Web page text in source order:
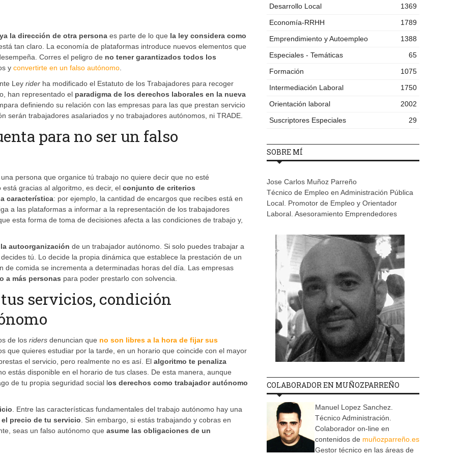
la dirección de otra persona es parte de lo que la ley considera como
tan claro. La economía de plataformas introduce nuevos elementos que
Corres el peligro de no tener garantizados todos los
y convertirte en un falso autónomo.
Ley rider ha modificado el Estatuto de los Trabajadores para recoger
han representado el paradigma de los derechos laborales en la nueva
definiendo su relación con las empresas para las que prestan servicio
serán trabajadores asalariados y no trabajadores autónomos, ni TRADE.
para no ser un falso
persona que organice tú trabajo no quiere decir que no esté
gracias al algoritmo, es decir, el conjunto de criterios
característica: por ejemplo, la cantidad de encargos que recibes está en
a las plataformas a informar a la representación de los trabajadores
esta forma de toma de decisiones afecta a las condiciones de trabajo y,
autoorganización de un trabajador autónomo. Si solo puedes trabajar a
tú. Lo decide la propia dinámica que establece la prestación de un
de comida se incrementa a determinadas horas del día. Las empresas
a más personas para poder prestarlo con solvencia.
servicios, condición
de los riders denuncian que no son libres a la hora de fijar sus
que quieres estudiar por la tarde, en un horario que coincide con el mayor
el servicio, pero realmente no es así. El algoritmo te penaliza
estás disponible en el horario de tus clases. De esta manera, aunque
de tu propia seguridad social los derechos como trabajador autónomo
. Entre las características fundamentales del trabajo autónomo hay una
precio de tu servicio. Sin embargo, si estás trabajando y cobras en
seas un falso autónomo que asume las obligaciones de un
Desarrollo Local
1369
Economía-RRHH
1789
Emprendimiento y Autoempleo
1388
Especiales - Temáticas
65
Formación
1075
Intermediación Laboral
1750
Orientación laboral
2002
Suscriptores Especiales
29
SOBRE MÍ
Jose Carlos Muñoz Parreño
Técnico de Empleo en Administración Pública
Local. Promotor de Empleo y Orientador
Laboral. Asesoramiento Emprendedores
COLABORADOR EN MUÑOZPARREÑO
Manuel Lopez Sanchez.
Técnico Administración.
Colaborador on-line en
contenidos de muñozparreño.es
Gestor técnico en las áreas de